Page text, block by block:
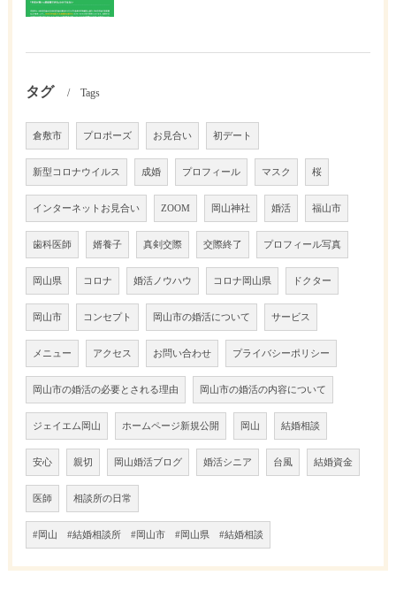
タグ Tags
倉敷市 プロポーズ お見合い 初デート
新型コロナウイルス 成婚 プロフィール マスク 桜
インターネットお見合い ZOOM 岡山神社 婚活 福山市
歯科医師 婿養子 真剣交際 交際終了 プロフィール写真
岡山県 コロナ 婚活ノウハウ コロナ岡山県 ドクター
岡山市 コンセプト 岡山市の婚活について サービス
メニュー アクセス お問い合わせ プライバシーポリシー
岡山市の婚活の必要とされる理由 岡山市の婚活の内容について
ジェイエム岡山 ホームページ新規公開 岡山 結婚相談
安心 親切 岡山婚活ブログ 婚活シニア 台風 結婚資金
医師 相談所の日常
#岡山 #結婚相談所 #岡山市 #岡山県 #結婚相談